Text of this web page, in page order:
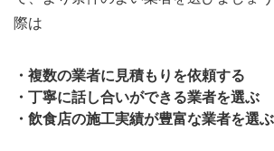
際は
・複数の業者に見積もりを依頼する
・丁寧に話し合いができる業者を選ぶ
・飲食店の施工実績が豊富な業者を選ぶ